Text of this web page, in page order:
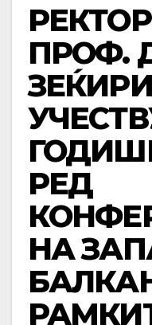
ПРОФ.
ЗЕЌИРИ
РЕД
НА